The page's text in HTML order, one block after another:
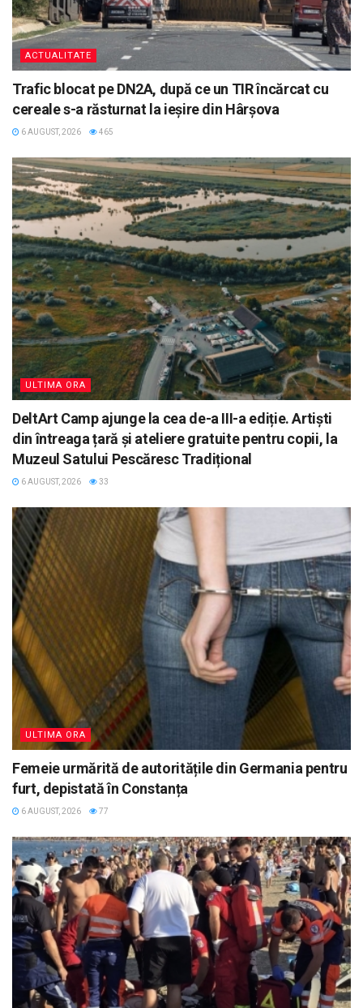
ACTUALITATE
Trafic blocat pe DN2A, după ce un TIR încărcat cu
cereale s-a răsturnat la ieșire din Hârșova
6 AUGUST, 2026 465
ULTIMA ORA
DeltArt Camp ajunge la cea de-a III-a ediție. Artiști
din întreaga țară și ateliere gratuite pentru copii, la
Muzeul Satului Pescăresc Tradițional
6 AUGUST, 2026 33
ULTIMA ORA
Femeie urmărită de autoritățile din Germania pentru
furt, depistată în Constanța
6 AUGUST, 2026 77